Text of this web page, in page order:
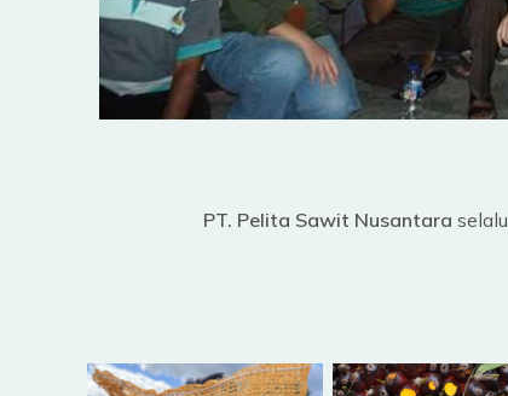
PT. Pelita Sawit Nusantara